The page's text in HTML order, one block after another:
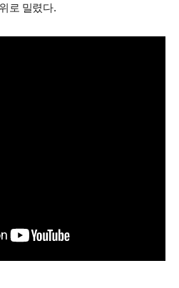
로 밀렸다.